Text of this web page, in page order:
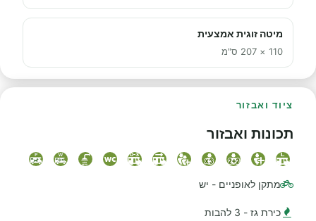
מיטה זוגית אמצעית
110 × 207 ס"מ
ציוד ואבזור
תכונות ואבזור
מתקן לאופניים - יש
כירת גז - 3 להבות